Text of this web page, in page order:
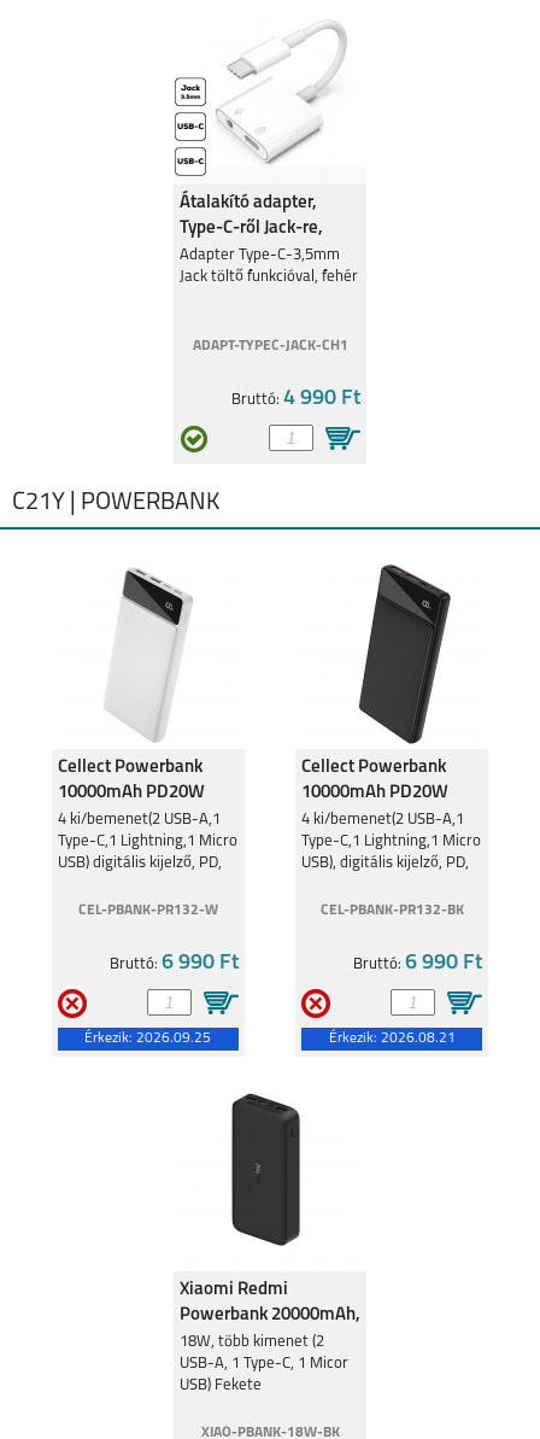
Átalakító adapter,
Type-C-ről Jack-re,
Fehér
Adapter Type-C-3,5mm
Jack töltő funkcióval, fehér
ADAPT-TYPEC-JACK-CH1
Bruttó: 4 990 Ft
C21Y | POWERBANK
Cellect Powerbank
10000mAh PD20W
Fehér PR132
10000mAh
4 ki/bemenet(2 USB-A,1
Type-C,1 Lightning,1 Micro
USB) digitális kijelző, PD,
CEL-PBANK-PR132-W
Bruttó: 6 990 Ft
Érkezik:2026.09.25
Cellect Powerbank
10000mAh PD20W
Fekete PR132
10000mAh
4 ki/bemenet(2 USB-A,1
Type-C,1 Lightning,1 Micro
USB), digitális kijelző, PD,
CEL-PBANK-PR132-BK
Bruttó:6 990 Ft
Érkezik: 2026.08.21
Xiaomi Redmi
Powerbank 20000mAh,
18W, Fekete
18W, több kimenet (2
USB-A, 1 Type-C, 1 Micor
USB) Fekete
XIAO-PBANK-18W-BK